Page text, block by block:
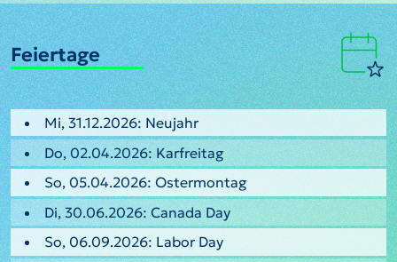
Feiertage
Mi, 31.12.2026: Neujahr
Do, 02.04.2026: Karfreitag
So, 05.04.2026: Ostermontag
Di, 30.06.2026: Canada Day
So, 06.09.2026: Labor Day